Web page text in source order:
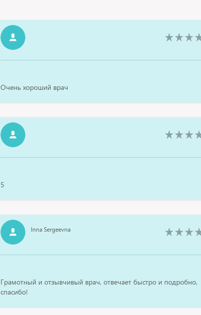
Очень хороший врач
5
Inna Sergeevna
Грамотный и отзывчивый врач, отвечает быстро и подробно,
спасибо!